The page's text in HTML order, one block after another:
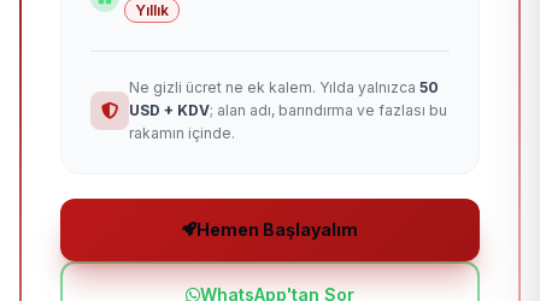
Yıllık
Ne gizli ücret ne ek kalem. Yılda yalnızca 50
USD + KDV; alan adı, barındırma ve fazlası bu
rakamın içinde.
Hemen Başlayalım
WhatsApp'tan Sor